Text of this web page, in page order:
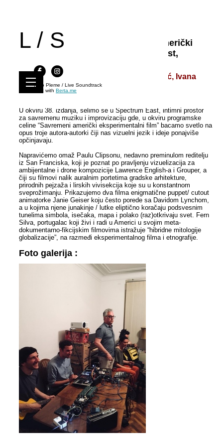
L / S
Kino Pleme / Live Soundtrack
Built with Berta.me
Live Soundtrack 38 | Savremeni američki
eksperimentalni film | Spectrum East,
26.5.2018.
Strange Strings, WoO & Marko Paunović, Ivana
Grahovac & Igor Stangliczky
U okviru 38. izdanja, selimo se u Spectrum East, intimni prostor
za savremenu muziku i improvizaciju gde, u okviru programske
celine “Savremeni američki eksperimentalni film” bacamo svetlo na
opus troje autora-autorki čiji nas vizuelni jezik i ideje ponajviše
opčinjavaju.
Napravićemo omaž Paulu Clipsonu, nedavno preminulom reditelju
iz San Franciska, koji je poznat po pravljenju vizuelizacija za
ambijentalne i drone kompozicije Lawrence English-a i Grouper, a
čiji su filmovi nalik auralnim portetima gradske arhitekture,
prirodnih pejzaža i lirskih vivisekcija koje su u konstantnom
sveprožimanju. Prikazujemo dva filma enigmatične puppet/ cutout
animatorke Janie Geiser koju često porede sa Davidom Lynchom,
a u kojima njene junakinje / lutke eliptično koračaju podsvesnim
tunelima simbola, isečaka, mapa i polako (raz)otkrivaju svet. Fern
Silva, portugalac koji živi i radi u Americi u svojim meta-
dokumentarno-fikcijskim filmovima istražuje “hibridne mitologije
globalizacije”, na razmeđi eksperimentalnog filma i etnografije.
Foto galerija :